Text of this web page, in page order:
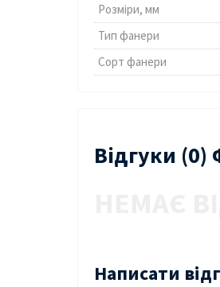
Розміри, мм
Тип фанери
Сорт фанери
Відгуки
Написати